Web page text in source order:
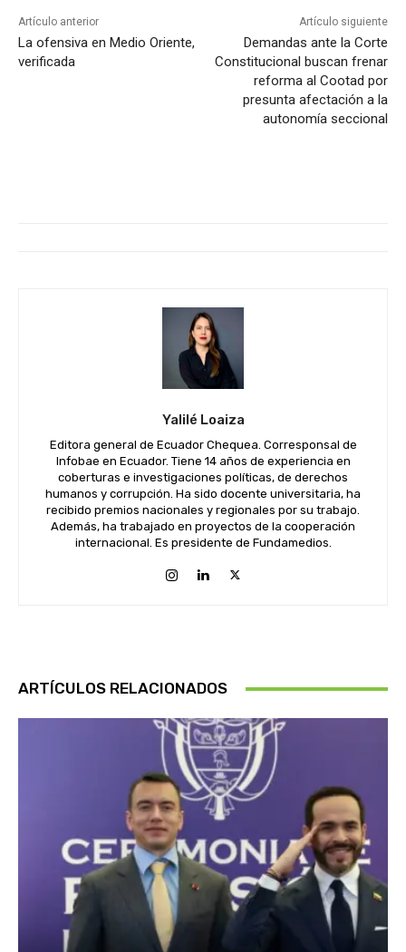
Artículo anterior
La ofensiva en Medio Oriente,
verificada
Artículo siguiente
Demandas ante la Corte
Constitucional buscan frenar
reforma al Cootad por
presunta afectación a la
autonomía seccional
Yalilé Loaiza
Editora general de Ecuador Chequea. Corresponsal de
Infobae en Ecuador. Tiene 14 años de experiencia en
coberturas e investigaciones políticas, de derechos
humanos y corrupción. Ha sido docente universitaria, ha
recibido premios nacionales y regionales por su trabajo.
Además, ha trabajado en proyectos de la cooperación
internacional. Es presidente de Fundamedios.
ARTÍCULOS RELACIONADOS